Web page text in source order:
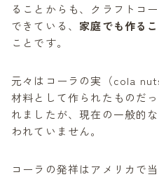
ることからも、クラフトコ
できている、 家庭でも作る
ことです。
元々はコーラの実（cola
材料として作られたものだ
れましたが、現在の一般的
われていません。
コーラの発祥はアメリカで